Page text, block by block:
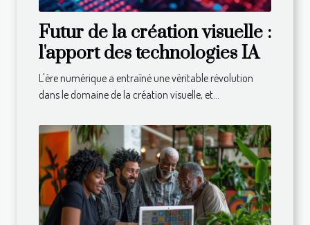
Futur de la création visuelle :
l'apport des technologies IA
L'ère numérique a entraîné une véritable révolution
dans le domaine de la création visuelle, et...